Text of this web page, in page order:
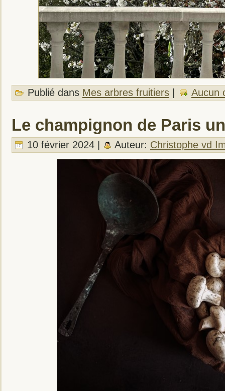
Publié dans Mes arbres fruitiers | Aucun
Le champignon de Paris
10 février 2024 | Auteur: Christophe vd